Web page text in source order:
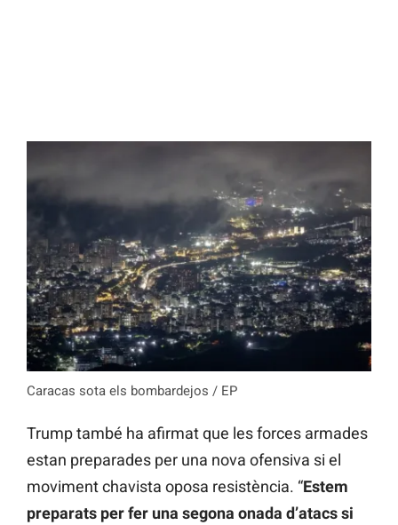
Caracas sota els bombardejos / EP
Trump també ha afirmat que les forces armades
estan preparades per una nova ofensiva si el
moviment chavista oposa resistència. “Estem
preparats per fer una segona onada d’atacs si